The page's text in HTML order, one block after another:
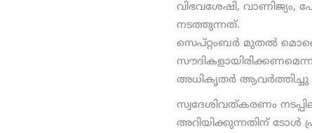
വിഭവശേഷി,
നടത്തുന്നത്.
സെപ്റ്റംബര്‍ മുതല്‍
അധികൃതര്‍ ആവർത്തിച്ചു
സ്വദേശിവത്കരണം
അറിയിക്കുന്നതിന് ടോള്‍